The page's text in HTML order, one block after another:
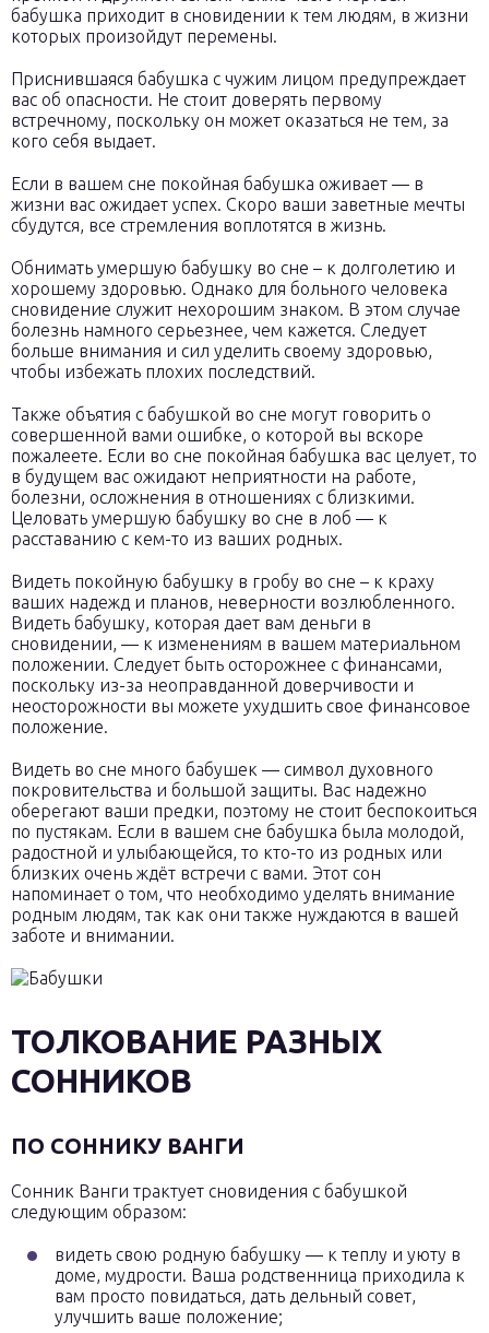
бабушка приходит в сновидении к тем людям, в жизни
которых произойдут перемены.
Приснившаяся бабушка с чужим лицом предупреждает
вас об опасности. Не стоит доверять первому
встречному, поскольку он может оказаться не тем, за
кого себя выдает.
Если в вашем сне покойная бабушка оживает — в
жизни вас ожидает успех. Скоро ваши заветные мечты
сбудутся, все стремления воплотятся в жизнь.
Обнимать умершую бабушку во сне – к долголетию и
хорошему здоровью. Однако для больного человека
сновидение служит нехорошим знаком. В этом случае
болезнь намного серьезнее, чем кажется. Следует
больше внимания и сил уделить своему здоровью,
чтобы избежать плохих последствий.
Также объятия с бабушкой во сне могут говорить о
совершенной вами ошибке, о которой вы вскоре
пожалеете. Если во сне покойная бабушка вас целует, то
в будущем вас ожидают неприятности на работе,
болезни, осложнения в отношениях с близкими.
Целовать умершую бабушку во сне в лоб — к
расставанию с кем-то из ваших родных.
Видеть покойную бабушку в гробу во сне – к краху
ваших надежд и планов, неверности возлюбленного.
Видеть бабушку, которая дает вам деньги в
сновидении, — к изменениям в вашем материальном
положении. Следует быть осторожнее с финансами,
поскольку из-за неоправданной доверчивости и
неосторожности вы можете ухудшить свое финансовое
положение.
Видеть во сне много бабушек — символ духовного
покровительства и большой защиты. Вас надежно
оберегают ваши предки, поэтому не стоит беспокоиться
по пустякам. Если в вашем сне бабушка была молодой,
радостной и улыбающейся, то кто-то из родных или
близких очень ждёт встречи с вами. Этот сон
напоминает о том, что необходимо уделять внимание
родным людям, так как они также нуждаются в вашей
заботе и внимании.
ТОЛКОВАНИЕ РАЗНЫХ
СОННИКОВ
ПО СОННИКУ ВАНГИ
Сонник Ванги трактует сновидения с бабушкой
следующим образом:
видеть свою родную бабушку — к теплу и уюту в
доме, мудрости. Ваша родственница приходила к
вам просто повидаться, дать дельный совет,
улучшить ваше положение;